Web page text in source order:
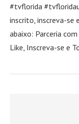
#tvflorida
inscrito, inscreva-se
abaixo: Parceria
Like, Inscreva-se e